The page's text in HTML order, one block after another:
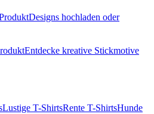
Designs hochladen oder
Entdecke kreative Stickmotive
Lustige T-ShirtsRente T-ShirtsHunde